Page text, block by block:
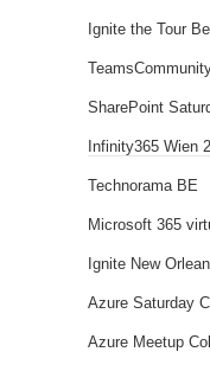
Ignite the Tour
SharePoint
Infinity365 Wien
Technorama BE
Microsoft 365
Ignite New
Azure Saturday
Azure Meetup